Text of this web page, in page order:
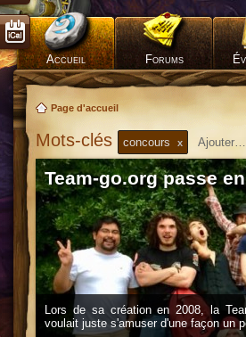
Accueil Forums
Page d'accueil
Mots-clés concours x
Lors de sa création en 2008, la
voulait juste s'amuser d'une façon un
Team-go.org passe